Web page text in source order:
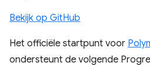
Bekijk op GitHub
Het officiële startpunt voor
ondersteunt de volgende